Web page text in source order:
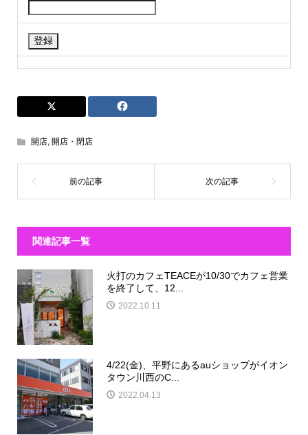
開店, 開店・閉店
関連記事一覧
火打のカフェTEACEが10/30でカフェ営業
を終了して、12...
2022.10.11
4/22(金)、平野にあるauショップがイオン
タウン川西のC...
2022.04.13